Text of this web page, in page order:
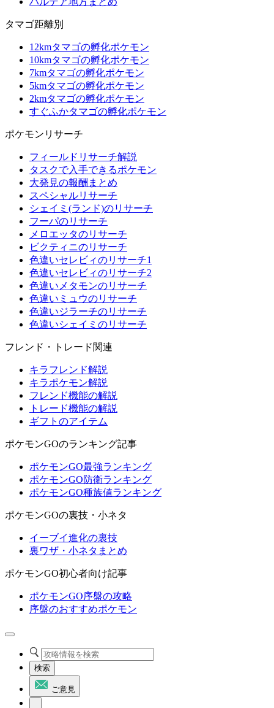
タマゴ距離別
12kmタマゴの孵化ポケモン
10kmタマゴの孵化ポケモン
7kmタマゴの孵化ポケモン
5kmタマゴの孵化ポケモン
2kmタマゴの孵化ポケモン
すぐふかタマゴの孵化ポケモン
ポケモンリサーチ
フィールドリサーチ解説
タスクで入手できるポケモン
大発見の報酬まとめ
スペシャルリサーチ
シェイミ(ランド)のリサーチ
フーパのリサーチ
メロエッタのリサーチ
ビクティニのリサーチ
色違いセレビィのリサーチ1
色違いセレビィのリサーチ2
色違いメタモンのリサーチ
色違いミュウのリサーチ
色違いジラーチのリサーチ
色違いシェイミのリサーチ
フレンド・トレード関連
キラフレンド解説
キラポケモン解説
フレンド機能の解説
トレード機能の解説
ギフトのアイテム
ポケモンGOのランキング記事
ポケモンGO最強ランキング
ポケモンGO防衛ランキング
ポケモンGO種族値ランキング
ポケモンGOの裏技・小ネタ
イーブイ進化の裏技
裏ワザ・小ネタまとめ
ポケモンGO初心者向け記事
ポケモンGO序盤の攻略
序盤のおすすめポケモン
検索
ご意見